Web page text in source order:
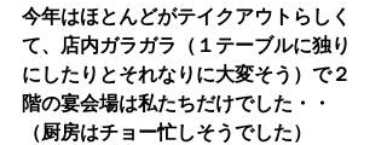
今年はほとんどがテイクアウトらしく
て、店内ガラガラ（１テーブルに独り
にしたりとそれなりに大変そう）で２
階の宴会場は私たちだけでした・・
（厨房はチョー忙しそうでした）